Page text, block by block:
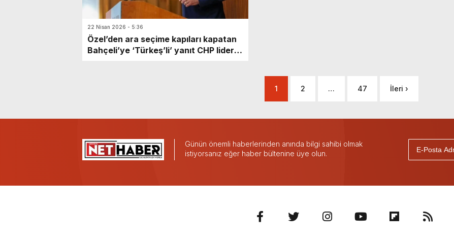
22 Nisan 2026 - 5:36
Özel’den ara seçime kapıları kapatan
Bahçeli’ye ‘Türkeş’li’ yanıt CHP lideri
değil” dedi. Cumhur İttifakı’na da
edeceğinizi, seçimi
engellemeyeceğinizi söyleyin 55
milletvekilinin istifasını getirmeyen
1 2 … 47 İleri ›
Günün önemli haberlerinden anında bilgi sahibi olmak
istiyorsanız eğer haber bültenine üye olun.